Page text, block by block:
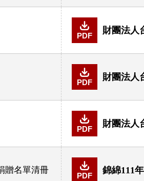
PDF
財團法人
PDF
財團法人
PDF
財團法人
贈名單清冊
PDF
錦綿111